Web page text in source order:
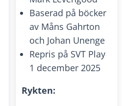
Baserad på böcker
av Måns Gahrton
och Johan Unenge
Repris på SVT Play
1 december 2025
Rykten: